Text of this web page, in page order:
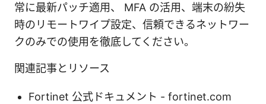
常に最新パッチ適用、 MFA の活用、端末の紛失
時のリモートワイプ設定、信頼できるネットワー
クのみでの使用を徹底してください。
関連記事とリソース
Fortinet 公式ドキュメント - fortinet.com